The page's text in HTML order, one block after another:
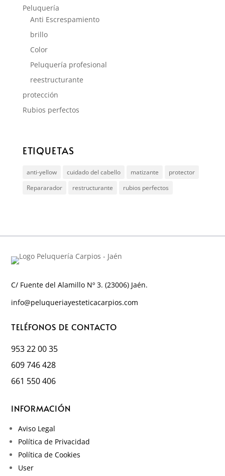
Peluquería
Anti Escrespamiento
brillo
Color
Peluquería profesional
reestructurante
protección
Rubios perfectos
ETIQUETAS
anti-yellow cuidado del cabello matizante
protector
Repararador
restructurante rubios perfectos
C/ Fuente del Alamillo Nº 3. (23006) Jaén.
info@peluqueriayesteticacarpios.com
TELÉFONOS DE CONTACTO
953 22 00 35
609 746 428
661 550 406
INFORMACIÓN
Aviso Legal
Política de Privacidad
Política de Cookies
User